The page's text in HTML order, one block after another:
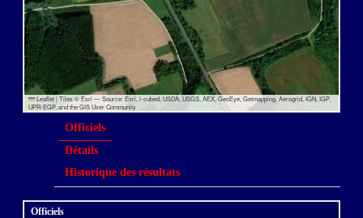
Leaflet |Tiles © Esri — Source: Esri, i-cubed, USDA, USGS, AEX, GeoEye, Getmapping, Aerogrid, IGN, IGP,
UPR-EGP, and the GIS User Community
Officiels
Détails
Historique des résultats
Officiels